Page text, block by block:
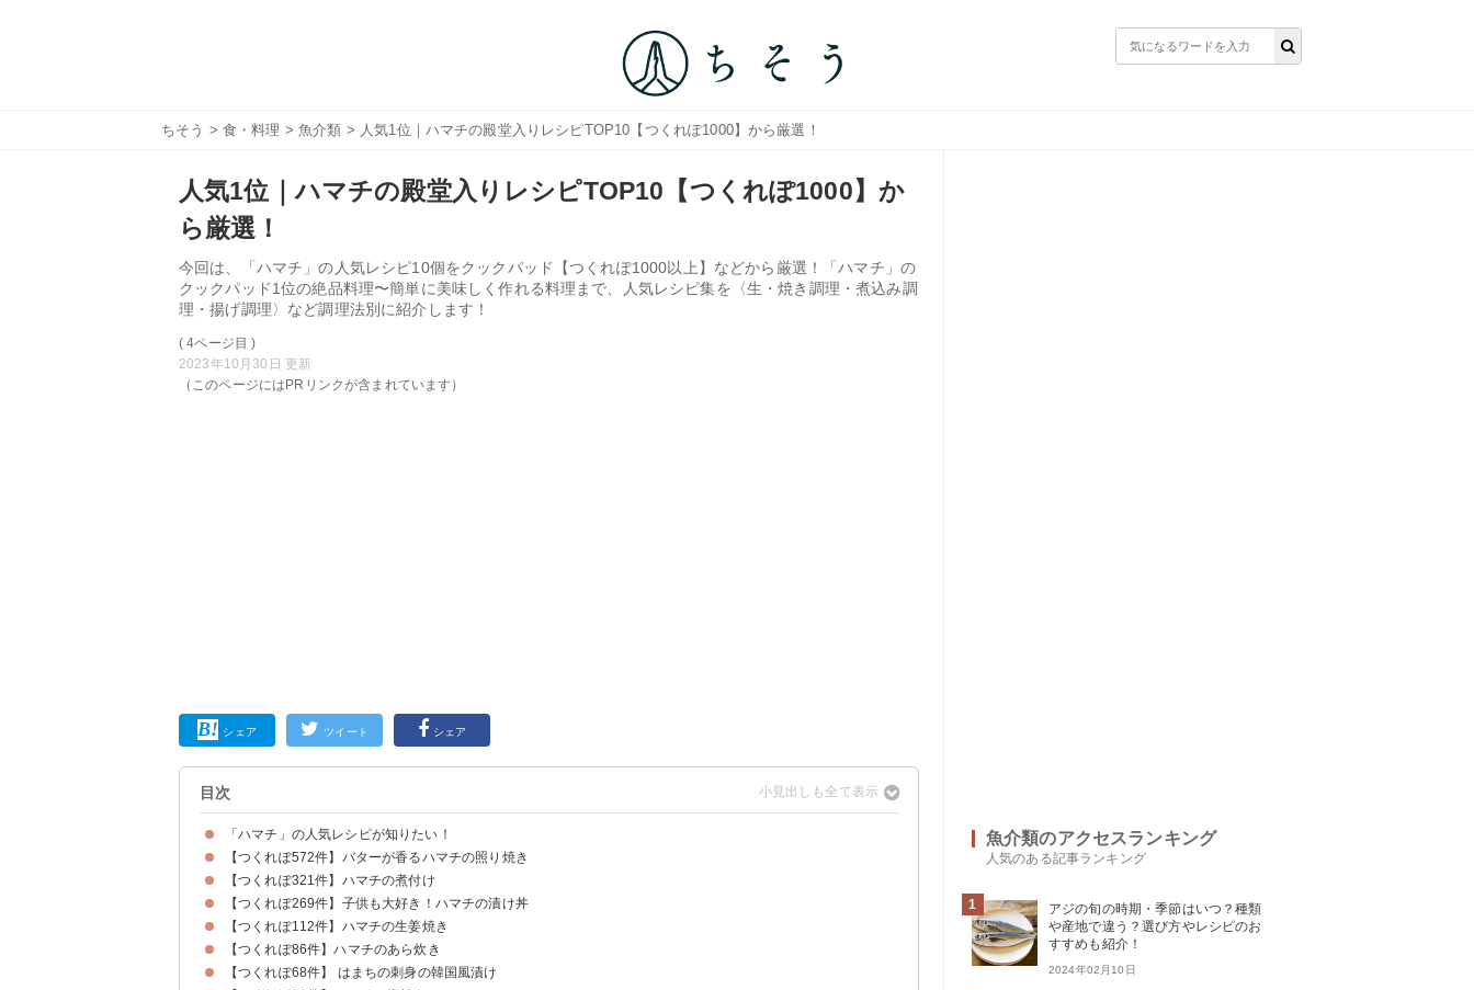
ちそう > 食・料理 >魚介類 > 人気1位｜ハマチの殿堂入りレシピTOP10【つくれぽ1000】から厳選！
人気1位｜ハマチの殿堂入りレシピTOP10【つくれぽ1000】か
ら厳選！
今回は、「ハマチ」の人気レシピ10個をクックパッド【つくれぽ1000以上】などから厳選！「ハマチ」の
クックパッド1位の絶品料理〜簡単に美味しく作れる料理まで、人気レシピ集を〈生・焼き調理・煮込み調
理・揚げ調理〉など調理法別に紹介します！
( 4ページ目 )
2023年10月30日 更新
（このページにはPRリンクが含まれています）
シェア ツイート シェア
目次
「ハマチ」の人気レシピが知りたい！
【つくれぽ572件】バターが香るハマチの照り焼き
【つくれぽ321件】ハマチの煮付け
【つくれぽ269件】子供も大好き！ハマチの漬け丼
【つくれぽ112件】ハマチの生姜焼き
【つくれぽ86件】ハマチのあら炊き
【つくれぽ68件】 はまちの刺身の韓国風漬け
魚介類のアクセスランキング
人気のある記事ランキング
1
アジの旬の時期・季節はいつ？種類
や産地で違う？選び方やレシピのお
すすめも紹介！
2024年02月10日